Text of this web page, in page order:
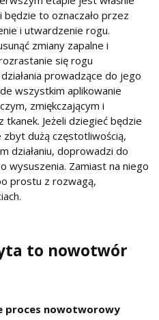
to oznaczało przez
i utwardzenie rogu.
zmiany zapalne i
się rogu
prowadzące do jego
wszystkim aplikowanie
zmiękczającym i
Jeżeli dziegieć będzie
dużą częstotliwością,
działaniu, doprowadzi do
wysuszenia. Zamiast na niego
prostu z rozwagą,
to nowotwór
proces nowotworowy